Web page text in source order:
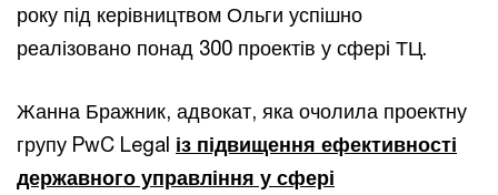
року під керівництвом Ольги успішно
реалізовано понад 300 проектів у сфері ТЦ.
Жанна Бражник, адвокат, яка очолила проектну
групу PwC Legal із підвищення ефективності
державного управління у сфері